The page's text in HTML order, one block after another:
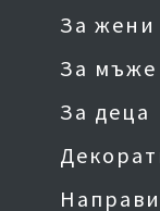
За жени
За мъже
За деца